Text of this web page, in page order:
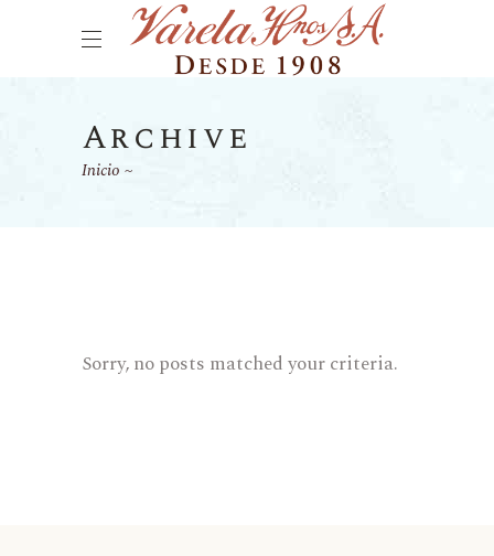
Archive
Inicio
Sorry, no posts matched your criteria.